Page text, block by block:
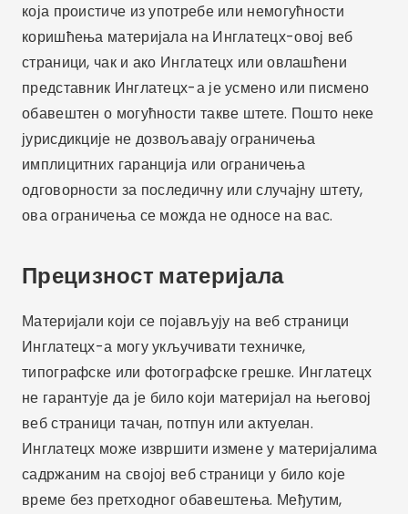
која проистиче из употребе или немогућности
коришћења материјала на Инглатецх-овој веб
страници, чак и ако Инглатецх или овлашћени
представник Инглатецх-а је усмено или писмено
обавештен о могућности такве штете. Пошто неке
јурисдикције не дозвољавају ограничења
имплицитних гаранција или ограничења
одговорности за последичну или случајну штету,
ова ограничења се можда не односе на вас.
Прецизност материјала
Материјали који се појављују на веб страници
Инглатецх-а могу укључивати техничке,
типографске или фотографске грешке. Инглатецх
не гарантује да је било који материјал на његовој
веб страници тачан, потпун или актуелан.
Инглатецх може извршити измене у материјалима
садржаним на својој веб страници у било које
време без претходног обавештења. Међутим,